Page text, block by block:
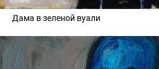
Дама в зеленой вуали